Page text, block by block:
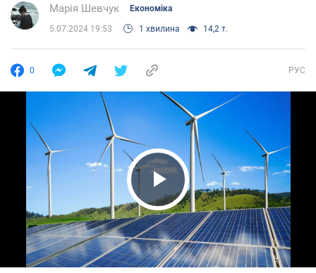
Марія Шевчук Економіка
5.07.2024 19:53 1 хвилина 14,2 т.
0 РУС
Play Video